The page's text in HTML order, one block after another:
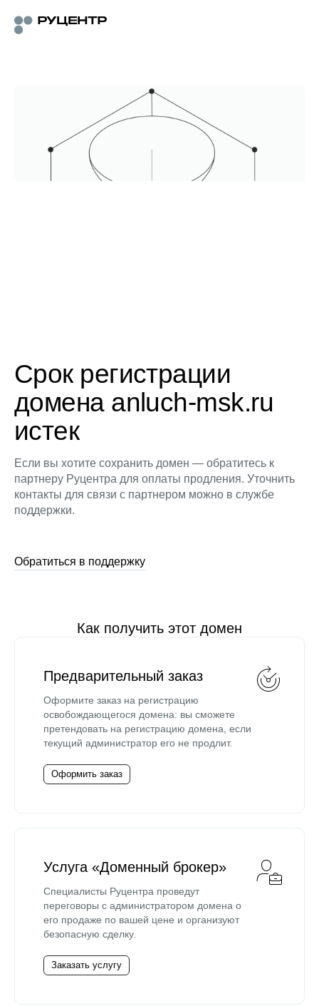
Срок регистрации
домена anluch-msk.ru
истек
Если вы хотите сохранить домен — обратитесь к
партнеру Руцентра для оплаты продления. Уточнить
контакты для связи с партнером можно в службе
поддержки.
Обратиться в поддержку
Как получить этот домен
Предварительный заказ
Оформите заказ на регистрацию
освобождающегося домена: вы сможете
претендовать на регистрацию домена, если
текущий администратор его не продлит.
Оформить заказ
Услуга «Доменный брокер»
Специалисты Руцентра проведут
переговоры с администратором домена о
его продаже по вашей цене и организуют
безопасную сделку.
Заказать услугу